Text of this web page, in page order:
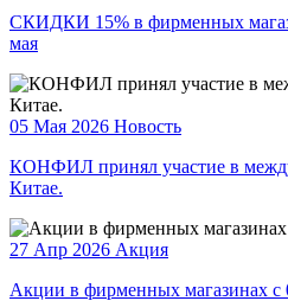
СКИДКИ 15% в фирменных
мая
05 Мая 2026 Новость
КОНФИЛ принял участие в
Китае.
27 Апр 2026 Акция
Акции в фирменных магазинах с